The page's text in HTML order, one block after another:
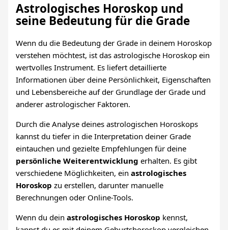
Astrologisches Horoskop und
seine Bedeutung für die Grade
Wenn du die Bedeutung der Grade in deinem Horoskop
verstehen möchtest, ist das astrologische Horoskop ein
wertvolles Instrument. Es liefert detaillierte
Informationen über deine Persönlichkeit, Eigenschaften
und Lebensbereiche auf der Grundlage der Grade und
anderer astrologischer Faktoren.
Durch die Analyse deines astrologischen Horoskops
kannst du tiefer in die Interpretation deiner Grade
eintauchen und gezielte Empfehlungen für deine
persönliche Weiterentwicklung erhalten. Es gibt
verschiedene Möglichkeiten, einastrologisches
Horoskop zu erstellen, darunter manuelle
Berechnungen oder Online-Tools.
Wenn du deinastrologisches Horoskop kennst,